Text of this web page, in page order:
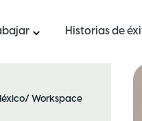
Historias de
/ Workspace